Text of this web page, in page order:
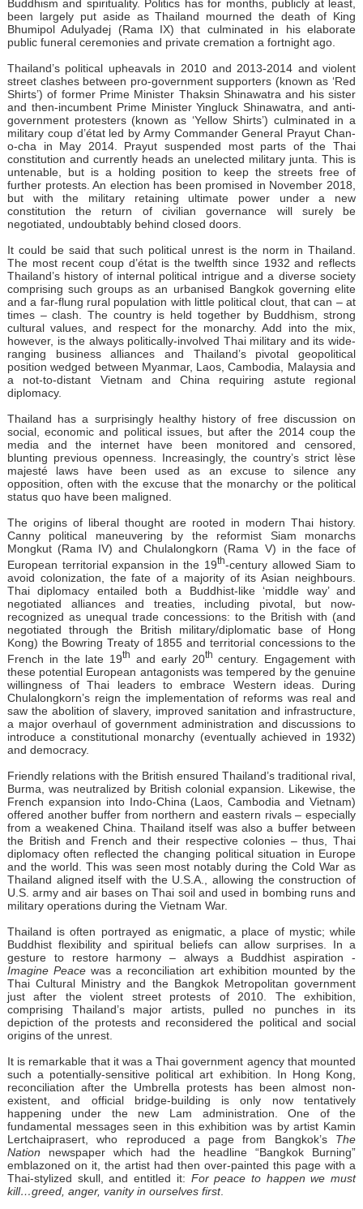
Buddhism and spirituality. Politics has for months, publicly at least,
been largely put aside as Thailand mourned the death of King
Bhumipol Adulyadej (Rama IX) that culminated in his elaborate
public funeral ceremonies and private cremation a fortnight ago.
Thailand’s political upheavals in 2010 and 2013-2014 and violent
street clashes between pro-government supporters (known as ‘Red
Shirts’) of former Prime Minister Thaksin Shinawatra and his sister
and then-incumbent Prime Minister Yingluck Shinawatra, and anti-
government protesters (known as ‘Yellow Shirts’) culminated in a
military coup d’état led by Army Commander General Prayut Chan-
o-cha in May 2014. Prayut suspended most parts of the Thai
constitution and currently heads an unelected military junta. This is
untenable, but is a holding position to keep the streets free of
further protests. An election has been promised in November 2018,
but with the military retaining ultimate power under a new
constitution the return of civilian governance will surely be
negotiated, undoubtably behind closed doors.
It could be said that such political unrest is the norm in Thailand.
The most recent coup d’état is the twelfth since 1932 and reflects
Thailand’s history of internal political intrigue and a diverse society
comprising such groups as an urbanised Bangkok governing elite
and a far-flung rural population with little political clout, that can – at
times – clash. The country is held together by Buddhism, strong
cultural values, and respect for the monarchy. Add into the mix,
however, is the always politically-involved Thai military and its wide-
ranging business alliances and Thailand’s pivotal geopolitical
position wedged between Myanmar, Laos, Cambodia, Malaysia and
a not-to-distant Vietnam and China requiring astute regional
diplomacy.
Thailand has a surprisingly healthy history of free discussion on
social, economic and political issues, but after the 2014 coup the
media and the internet have been monitored and censored,
blunting previous openness. Increasingly, the country’s strict lèse
majesté laws have been used as an excuse to silence any
opposition, often with the excuse that the monarchy or the political
status quo have been maligned.
The origins of liberal thought are rooted in modern Thai history.
Canny political maneuvering by the reformist Siam monarchs
Mongkut (Rama IV) and Chulalongkorn (Rama V) in the face of
European territorial expansion in the 19th-century allowed Siam to
avoid colonization, the fate of a majority of its Asian neighbours.
Thai diplomacy entailed both a Buddhist-like ‘middle way’ and
negotiated alliances and treaties, including pivotal, but now-
recognized as unequal trade concessions: to the British with (and
negotiated through the British military/diplomatic base of Hong
Kong) the Bowring Treaty of 1855 and territorial concessions to the
French in the late 19th and early 20th century. Engagement with
these potential European antagonists was tempered by the genuine
willingness of Thai leaders to embrace Western ideas. During
Chulalongkorn’s reign the implementation of reforms was real and
saw the abolition of slavery, improved sanitation and infrastructure,
a major overhaul of government administration and discussions to
introduce a constitutional monarchy (eventually achieved in 1932)
and democracy.
Friendly relations with the British ensured Thailand’s traditional rival,
Burma, was neutralized by British colonial expansion. Likewise, the
French expansion into Indo-China (Laos, Cambodia and Vietnam)
offered another buffer from northern and eastern rivals – especially
from a weakened China. Thailand itself was also a buffer between
the British and French and their respective colonies – thus, Thai
diplomacy often reflected the changing political situation in Europe
and the world. This was seen most notably during the Cold War as
Thailand aligned itself with the U.S.A., allowing the construction of
U.S. army and air bases on Thai soil and used in bombing runs and
military operations during the Vietnam War.
Thailand is often portrayed as enigmatic, a place of mystic; while
Buddhist flexibility and spiritual beliefs can allow surprises. In a
gesture to restore harmony – always a Buddhist aspiration -
Imagine Peace was a reconciliation art exhibition mounted by the
Thai Cultural Ministry and the Bangkok Metropolitan government
just after the violent street protests of 2010. The exhibition,
comprising Thailand’s major artists, pulled no punches in its
depiction of the protests and reconsidered the political and social
origins of the unrest.
It is remarkable that it was a Thai government agency that mounted
such a potentially-sensitive political art exhibition. In Hong Kong,
reconciliation after the Umbrella protests has been almost non-
existent, and official bridge-building is only now tentatively
happening under the new Lam administration. One of the
fundamental messages seen in this exhibition was by artist Kamin
Lertchaiprasert, who reproduced a page from Bangkok’s The
Nation newspaper which had the headline “Bangkok Burning”
emblazoned on it, the artist had then over-painted this page with a
Thai-stylized skull, and entitled it: For peace to happen we must
kill…greed, anger, vanity in ourselves first.